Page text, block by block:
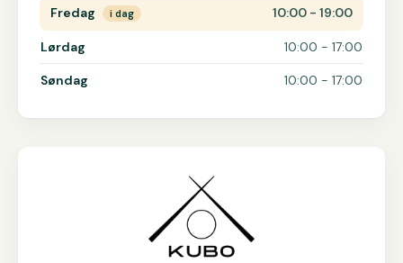
Fredag i dag 10:00 - 19:00
Lørdag 10:00 - 17:00
Søndag 10:00 - 17:00